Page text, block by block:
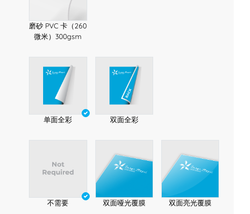
磨砂 PVC 卡（260
微米）300gsm
单面全彩 双面全彩
不需要 双面哑光覆膜 双面亮光覆膜